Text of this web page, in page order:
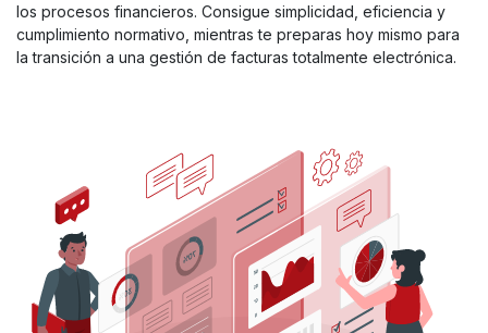
los procesos financieros. Consigue simplicidad, eficiencia y
cumplimiento normativo, mientras te preparas hoy mismo para
la transición a una gestión de facturas totalmente electrónica.